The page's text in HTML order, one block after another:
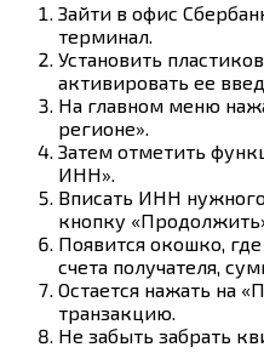
Зайти в офис
терминал.
Установить
активировать ее
На главном меню
регионе».
Затем отметить
ИНН».
Вписать ИНН
кнопку
Появится окошко,
счета получателя,
Остается нажать на
транзакцию.
Не забыть забрать